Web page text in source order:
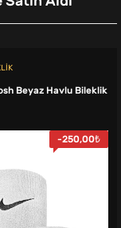
Beyaz Havlu Bileklik
-250,00₺